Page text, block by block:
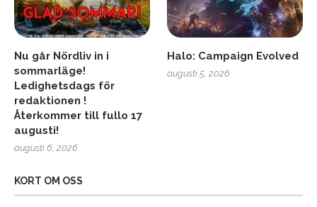
Nu går Nördliv in i
sommarläge!
Ledighetsdags för
redaktionen !
Återkommer till fullo 17
augusti!
augusti 6, 2026
Halo: Campaign Evolved
augusti 5, 2026
KORT OM OSS